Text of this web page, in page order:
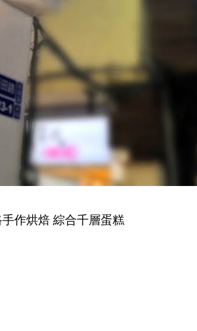
作烘焙 綜合千層蛋糕